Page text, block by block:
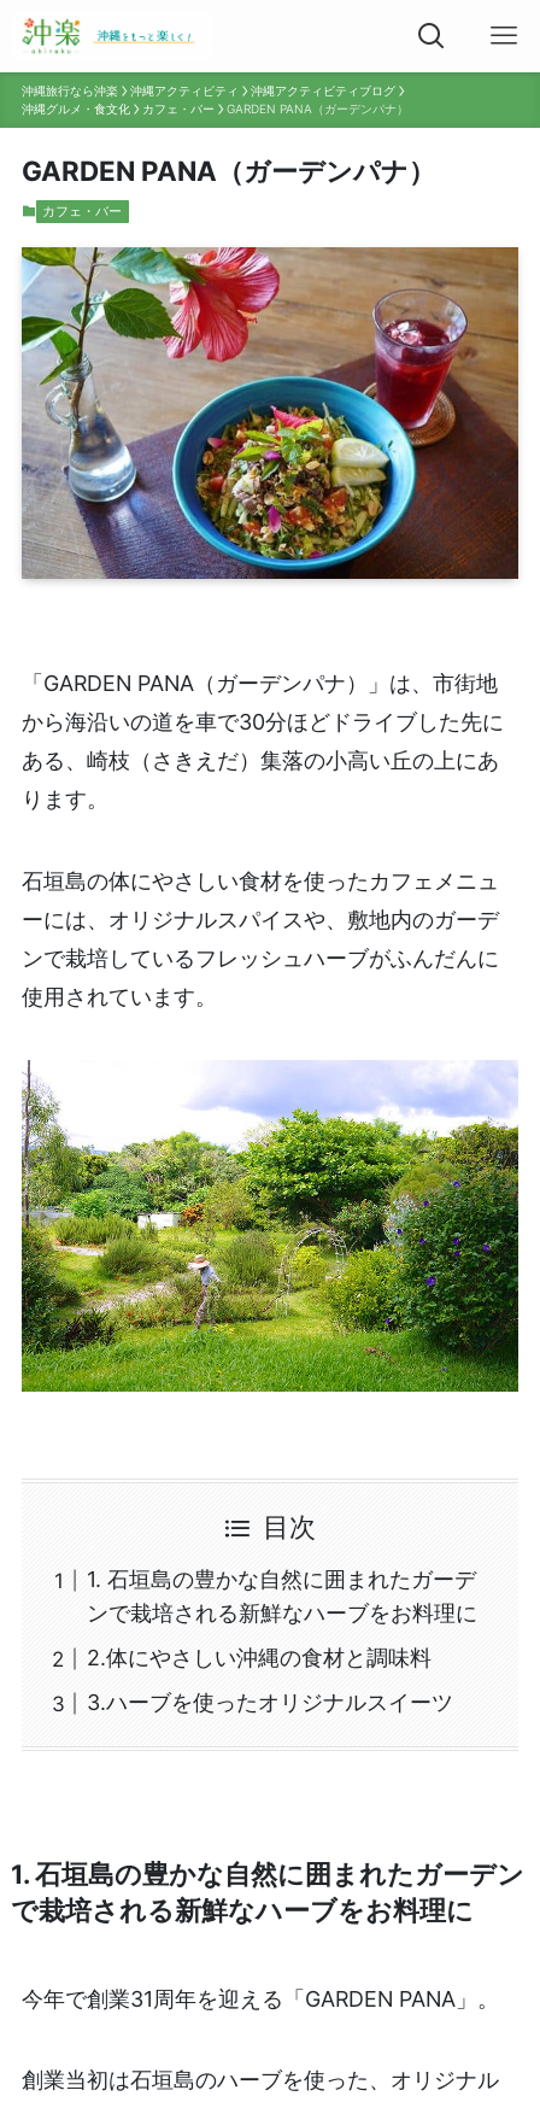
沖縄旅行なら沖楽 沖縄アクティビティ
沖縄アクティビティブログ
沖縄グルメ・食文化
カフェ・バー GARDEN PANA（ガーデンパナ）
GARDEN PANA（ガーデンパナ）
カフェ・バー
「GARDEN PANA（ガーデンパナ）」は、市街地
から海沿いの道を車で30分ほどドライブした先に
ある、崎枝（さきえだ）集落の小高い丘の上にあ
ります。
石垣島の体にやさしい食材を使ったカフェメニュ
ーには、オリジナルスパイスや、敷地内のガーデ
ンで栽培しているフレッシュハーブがふんだんに
使用されています。
目次
1. 石垣島の豊かな自然に囲まれたガーデ
ンで栽培される新鮮なハーブをお料理に
2.体にやさしい沖縄の食材と調味料
3.ハーブを使ったオリジナルスイーツ
1. 石垣島の豊かな自然に囲まれたガーデン
で栽培される新鮮なハーブをお料理に
今年で創業31周年を迎える「GARDEN PANA」。
創業当初は石垣島のハーブを使った、オリジナル